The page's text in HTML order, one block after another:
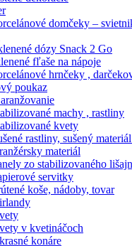
domčeky –
dózy Snack 2 Go
fľaše na nápoje
hrnčeky ,
poukaz
machy , rastliny
kvety
rastliny, sušený
materiál
zo stabilizovaného
servitky
koše, nádoby, tovar
v kvetináčoch
konáre